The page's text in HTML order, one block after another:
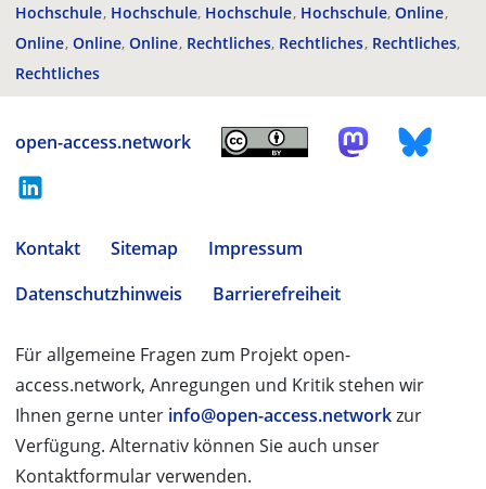
Hochschule Hochschule Hochschule Hochschule Online
Online Online Online Rechtliches Rechtliches Rechtliches
Rechtliches
open-access.network
Kontakt Sitemap
Impressum
Datenschutzhinweis
Barrierefreiheit
Für allgemeine Fragen zum Projekt open-
access.network, Anregungen und Kritik stehen wir
Ihnen gerne unter info@open-access.networkzur
Verfügung. Alternativ können Sie auch unser
Kontaktformular verwenden.